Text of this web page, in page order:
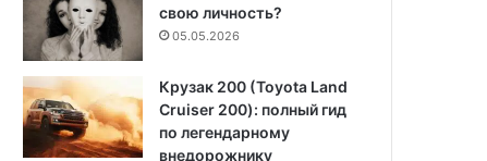
свою личность?
05.05.2026
Крузак 200 (Toyota Land
Cruiser 200): полный гид
по легендарному
внедорожнику